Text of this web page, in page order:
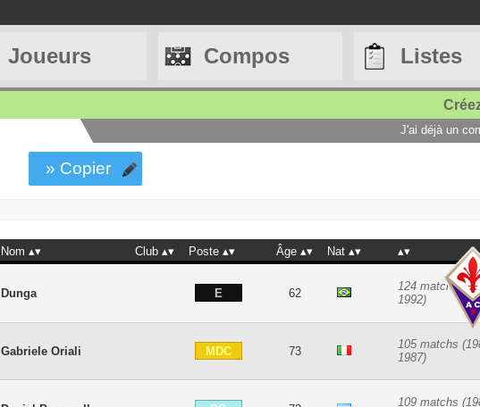
Joueurs Compos Listes
J'ai déjà un
» Copier
Nom Club Poste Âge Nat
Dunga E 62
124 matchs
1992)
Gabriele Oriali MDC 73
105 matchs
1987)
109 matchs